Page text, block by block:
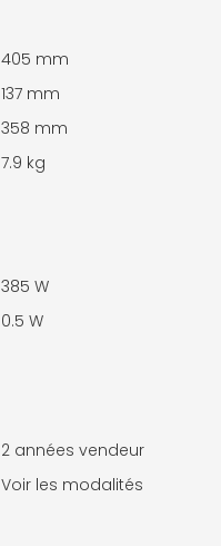
405 mm
137 mm
358 mm
7.9 kg
385 W
0.5 W
2 années vendeur
Voir les modalités